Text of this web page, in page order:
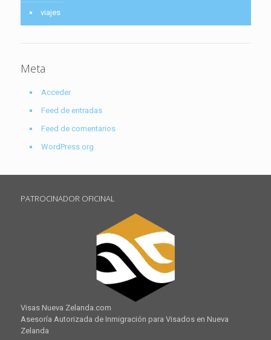
viajes
Meta
Acceder
Feed de entradas
Feed de comentarios
WordPress.org
PATROCINADOR OFICINAL
Visas Nueva Zelanda.com
Asesoría Autorizada de Inmigración para Visados en Nueva
Zelanda